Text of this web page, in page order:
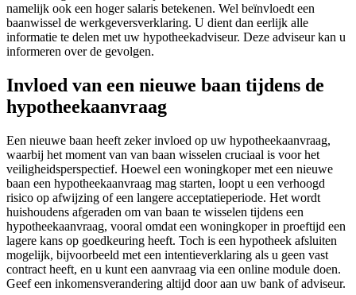
namelijk ook een hoger salaris betekenen. Wel beïnvloedt een
baanwissel de werkgeversverklaring. U dient dan eerlijk alle
informatie te delen met uw hypotheekadviseur. Deze adviseur kan u
informeren over de gevolgen.
Invloed van een nieuwe baan tijdens de
hypotheekaanvraag
Een nieuwe baan heeft zeker invloed op uw hypotheekaanvraag,
waarbij het moment van van baan wisselen cruciaal is voor het
veiligheidsperspectief. Hoewel een woningkoper met een nieuwe
baan een hypotheekaanvraag mag starten, loopt u een verhoogd
risico op afwijzing of een langere acceptatieperiode. Het wordt
huishoudens afgeraden om van baan te wisselen tijdens een
hypotheekaanvraag, vooral omdat een woningkoper in proeftijd een
lagere kans op goedkeuring heeft. Toch is een hypotheek afsluiten
mogelijk, bijvoorbeeld met een intentieverklaring als u geen vast
contract heeft, en u kunt een aanvraag via een online module doen.
Geef een inkomensverandering altijd door aan uw bank of adviseur.